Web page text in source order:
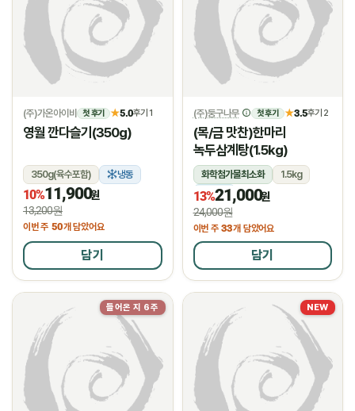
(주)가온아이비 첫 후기 ★5.0후기 1
영월 깐다슬기(350g)
350g(육수포함) 냉동
10%11,900원
13,200원
이번 주 50개 담았어요
담기
(주)둥구나무 첫 후기 ★3.5후기 2
(목/금 맛찬)한마리
녹두삼계탕(1.5kg)
화학첨가물최소화
1.5kg
냉장
13%21,000원
24,000원
이번 주 33개 담았어요
담기
들어온 지 6주 NEW